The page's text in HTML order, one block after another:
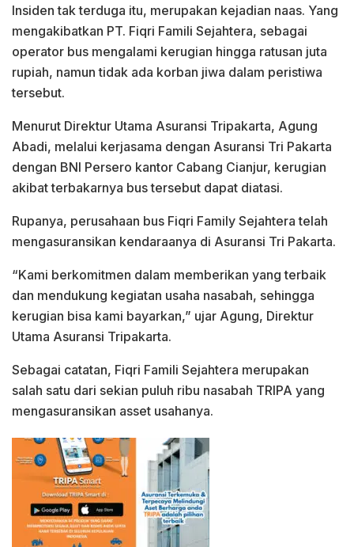
Insiden tak terduga itu, merupakan kejadian naas. Yang
mengakibatkan PT. Fiqri Famili Sejahtera, sebagai
operator bus mengalami kerugian hingga ratusan juta
rupiah, namun tidak ada korban jiwa dalam peristiwa
tersebut.
Menurut Direktur Utama Asuransi Tripakarta, Agung
Abadi, melalui kerjasama dengan Asuransi Tri Pakarta
dengan BNI Persero kantor Cabang Cianjur, kerugian
akibat terbakarnya bus tersebut dapat diatasi.
Rupanya, perusahaan bus Fiqri Family Sejahtera telah
mengasuransikan kendaraanya di Asuransi Tri Pakarta.
“Kami berkomitmen dalam memberikan yang terbaik
dan mendukung kegiatan usaha nasabah, sehingga
kerugian bisa kami bayarkan,” ujar Agung, Direktur
Utama Asuransi Tripakarta.
Sebagai catatan, Fiqri Famili Sejahtera merupakan
salah satu dari sekian puluh ribu nasabah TRIPA yang
mengasuransikan asset usahanya.